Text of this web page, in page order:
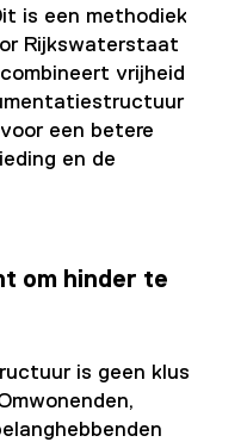
is een methodiek
Rijkswaterstaat
vrijheid
een betere
en de
om hinder te
is geen klus